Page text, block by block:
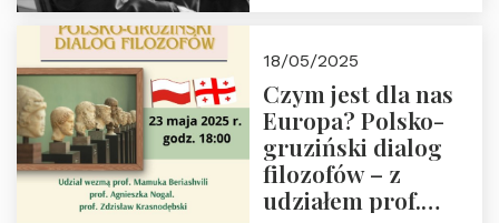
społeczny, członek
Kapituły Nagrody
im. Prezydenta
Lecha
Kaczyńskiego.
Wielki autorytet.
18/05/2025
Czym jest dla nas
Europa? Polsko-
gruziński dialog
filozofów – z
udziałem prof.